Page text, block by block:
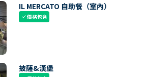
IL MERCATO 自助餐（室內）
check價格包含
披薩&漢堡